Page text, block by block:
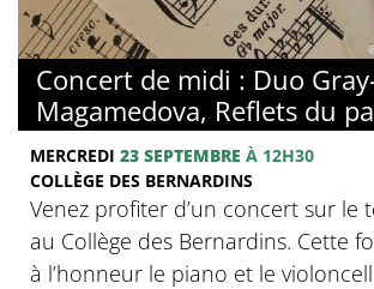
Concert de midi : Duo
Magamedova, Reflets du
MERCREDI 23 SEPTEMBRE À 12H30
COLLÈGE DES BERNARDINS
Venez profiter d’un concert sur le
au Collège des Bernardins. Cette
à l’honneur le piano et le